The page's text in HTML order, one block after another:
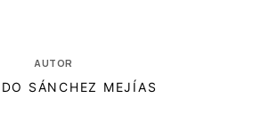
AUTOR
SÁNCHEZ MEJÍAS